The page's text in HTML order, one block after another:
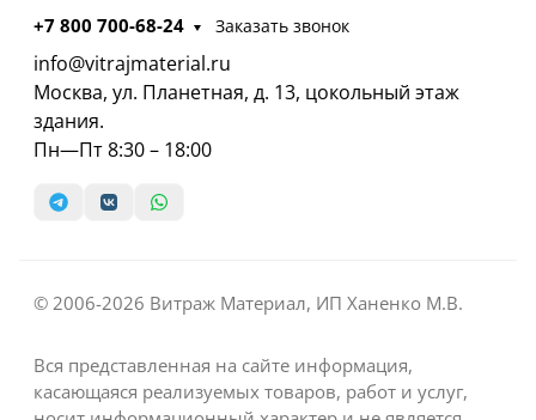
+7 800 700-68-24 Заказать звонок
info@vitrajmaterial.ru
Москва, ул. Планетная, д. 13, цокольный этаж
здания.
Пн—Пт 8:30 – 18:00
© 2006-2026 Витраж Материал, ИП Ханенко М.В.
Вся представленная на сайте информация,
касающаяся реализуемых товаров, работ и услуг,